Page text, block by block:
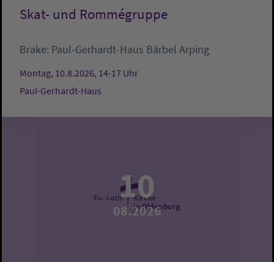
Skat- und Rommégruppe
Brake: Paul-Gerhardt-Haus Bärbel Arping
Montag, 10.8.2026, 14-17 Uhr
Paul-Gerhardt-Haus
10
08.2026